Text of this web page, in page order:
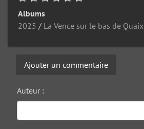
Albums
2025 / La Vence sur le bas de Quaix
Ajouter un commentaire
Auteur :